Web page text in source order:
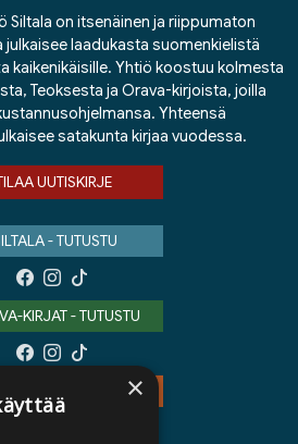
Siltala on itsenäinen ja riippumaton
laadukasta suomenkielistä
kaikenikäisille. Yhtiö koostuu kolmesta
Teoksesta ja Orava-kirjoista, joilla
Yhteensä
satakunta kirjaa vuodessa.
UUTISKIRJE
- TUTUSTU
KIRJAT - TUTUSTU
×